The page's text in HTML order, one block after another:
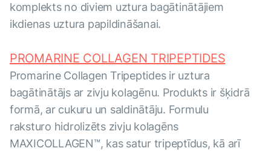
komplekts no diviem uztura bagātinātājiem
ikdienas uztura papildināšanai.
PROMARINE COLLAGEN TRIPEPTIDES
Promarine Collagen Tripeptides ir uztura
bagātinātājs ar zivju kolagēnu. Produkts ir šķidrā
formā, ar cukuru un saldinātāju. Formulu
raksturo hidrolizēts zivju kolagēns
MAXICOLLAGEN™, kas satur tripeptīdus, kā arī